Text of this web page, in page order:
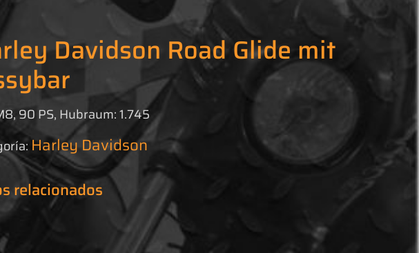
Davidson Road Glide mit
90 PS, Hubraum: 1.745
Harley Davidson
relacionados